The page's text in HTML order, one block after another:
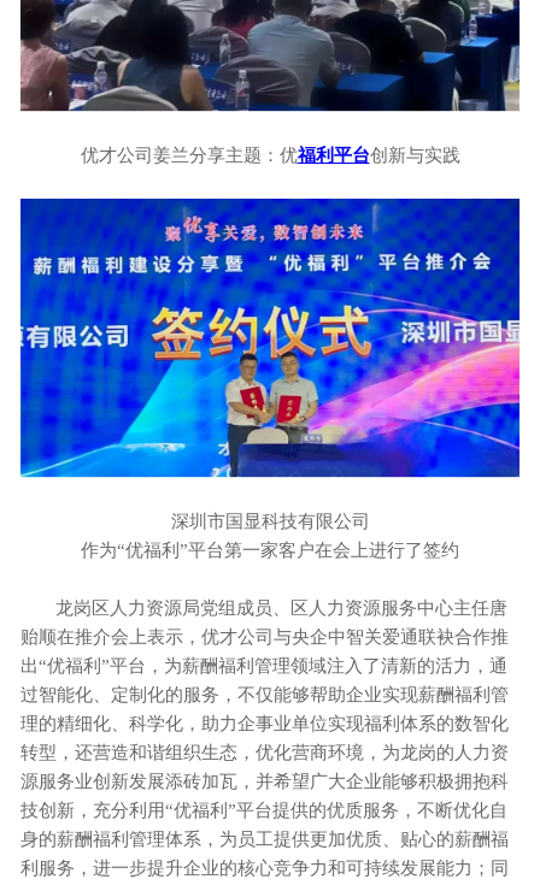
优才公司姜兰分享主题：优福利平台创新与实践
深圳市国显科技有限公司
作为“优福利”平台第一家客户在会上进行了签约
龙岗区人力资源局党组成员、区人力资源服务中心主任唐
贻顺在推介会上表示，优才公司与央企中智关爱通联袂合作推
出“优福利”平台，为薪酬福利管理领域注入了清新的活力，通
过智能化、定制化的服务，不仅能够帮助企业实现薪酬福利管
理的精细化、科学化，助力企事业单位实现福利体系的数智化
转型，还营造和谐组织生态，优化营商环境，为龙岗的人力资
源服务业创新发展添砖加瓦，并希望广大企业能够积极拥抱科
技创新，充分利用“优福利”平台提供的优质服务，不断优化自
身的薪酬福利管理体系，为员工提供更加优质、贴心的薪酬福
利服务，进一步提升企业的核心竞争力和可持续发展能力；同